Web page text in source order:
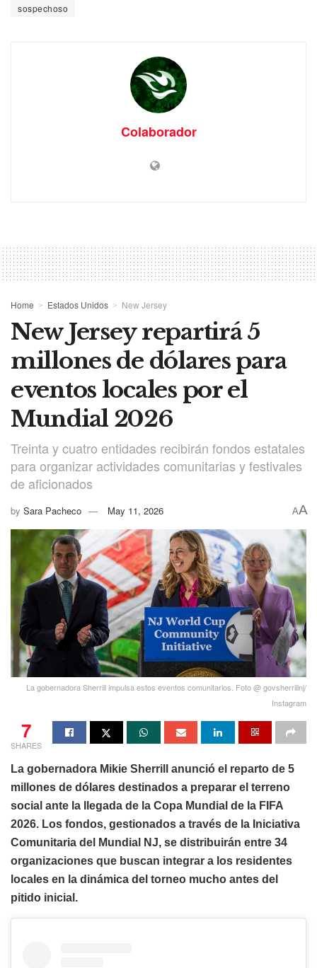
sospechoso
Colaborador
Home Estados Unidos New Jersey
New Jersey repartirá 5
millones de dólares para
eventos locales por el
Mundial 2026
Treinta y cuatro entidades recibirán fondos estatales
para organizar actividades comunitarias y festivales
de aficionados
by Sara Pacheco May 11, 2026 AA
La gobernadora Sherrill impulsa estos eventos comunitarios. Foto @ govsherrillnj/
Instagram
7
SHARES
La gobernadora Mikie Sherrill anunció el reparto de 5
millones de dólares destinados a preparar el terreno
social ante la llegada de la Copa Mundial de la FIFA
2026. Los fondos, gestionados a través de la Iniciativa
Comunitaria del Mundial NJ, se distribuirán entre 34
organizaciones que buscan integrar a los residentes
locales en la dinámica del torneo mucho antes del
pitido inicial.